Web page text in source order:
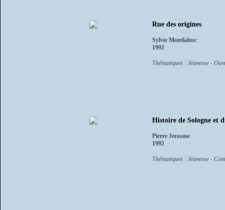
Rue des origines
Sylvie Montlahuc
1992
Thématiques : Jeunesse -
Histoire de Sologne et
Pierre Jerosme
1992
Thématiques : Jeunesse -